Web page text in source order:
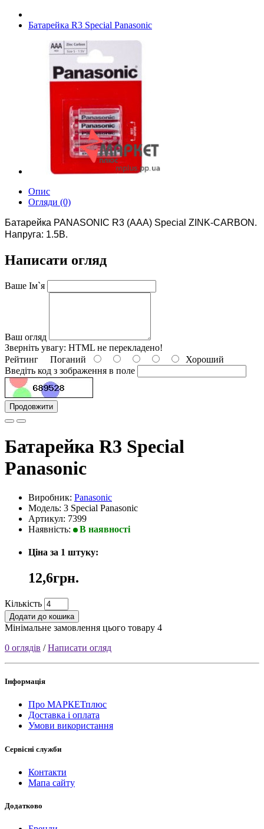
Батарейка R3 Special Panasonic
Опис
Огляди (0)
Батарейка PANASONIC R3 (AAA) Special ZINK-CARBON.
Напруга: 1.5В.
Написати огляд
Ваше Ім`я
Ваш огляд
Зверніть увагу: HTML не перекладено!
Рейтинг Поганий
Хороший
Введіть код з зображення в поле
Продовжити
Батарейка R3 Special
Panasonic
Виробник: Panasonic
Модель: 3 Special Panasonic
Артикул: 7399
Наявність:
В наявності
Ціна за 1 штуку:
12,6грн.
Кількість
Додати до кошика
Мінімальне замовлення цього товару 4
0 оглядів /Написати огляд
Інформація
Про МАРКЕТплюс
Доставка і оплата
Умови використання
Сервісні служби
Контакти
Мапа сайту
Додатково